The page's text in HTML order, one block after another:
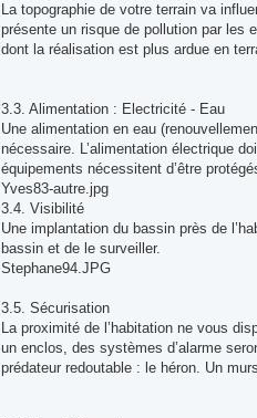
La topographie de votre terrain va
présente un risque de pollution par les
dont la réalisation est plus ardue en
3.3. Alimentation : Electricité - Eau
Une alimentation en eau
nécessaire. L’alimentation électrique
équipements nécessitent d’être
Yves83-autre.jpg
3.4. Visibilité
Une implantation du bassin près de
bassin et de le surveiller.
Stephane94.JPG
3.5. Sécurisation
La proximité de l’habitation ne vous
un enclos, des systèmes d’alarme
prédateur redoutable : le héron. Un